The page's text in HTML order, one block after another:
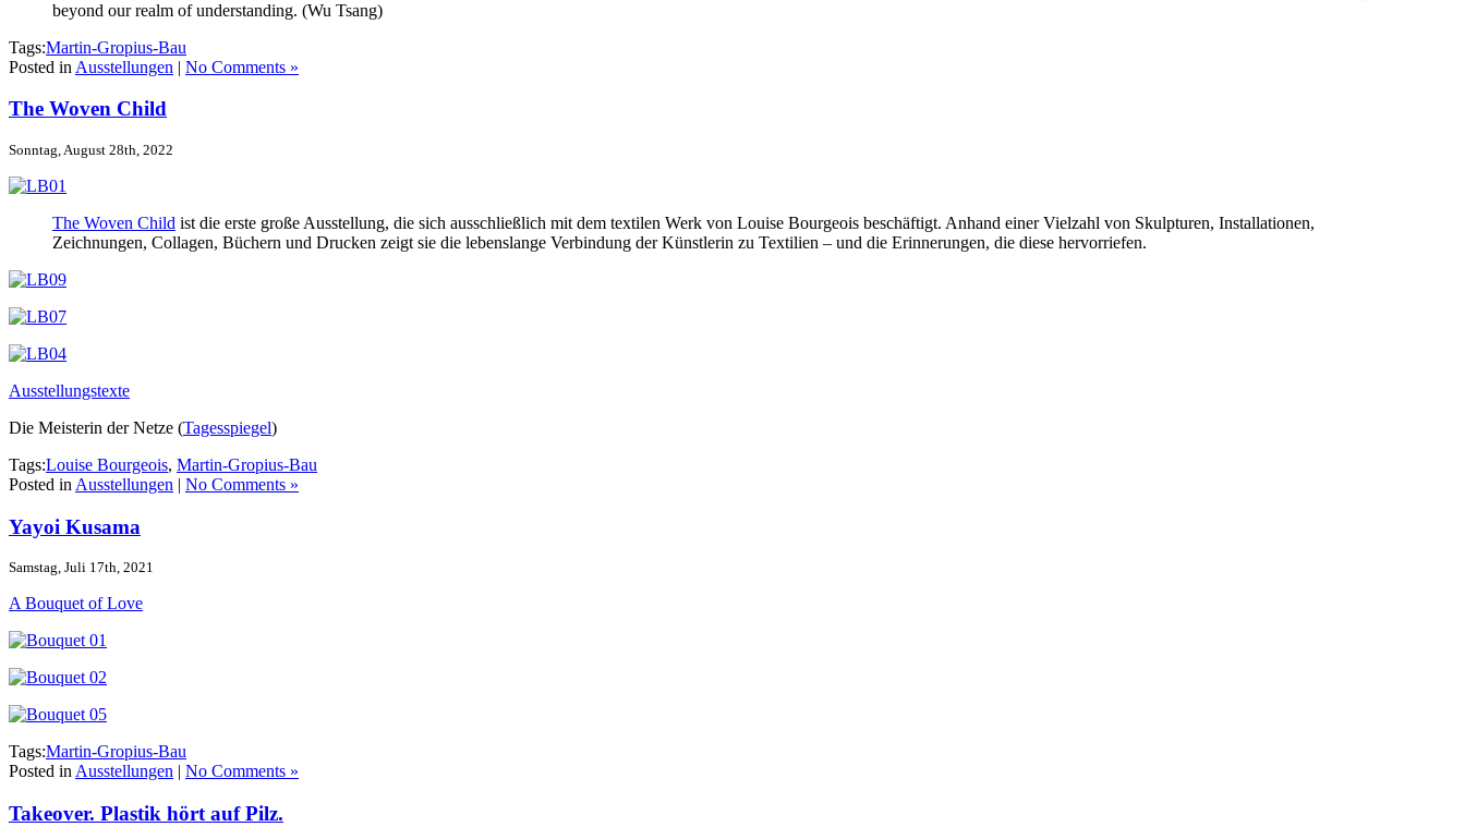
beyond our realm of understanding. (Wu Tsang)
Tags:Martin-Gropius-Bau
Posted in Ausstellungen | No Comments »
The Woven Child
Sonntag, August 28th, 2022
The Woven Child ist die erste große Ausstellung, die sich ausschließlich mit dem textilen Werk von Louise Bourgeois beschäftigt. Anhand einer Vielzahl von Skulpturen, Installationen,
Zeichnungen, Collagen, Büchern und Drucken zeigt sie die lebenslange Verbindung der Künstlerin zu Textilien – und die Erinnerungen, die diese hervorriefen.
Ausstellungstexte
Die Meisterin der Netze (Tagesspiegel)
Tags:Louise Bourgeois, Martin-Gropius-Bau
Posted in Ausstellungen | No Comments »
Yayoi Kusama
Samstag, Juli 17th, 2021
A Bouquet of Love
Tags:Martin-Gropius-Bau
Posted inAusstellungen | No Comments »
Takeover. Plastik hört auf Pilz.